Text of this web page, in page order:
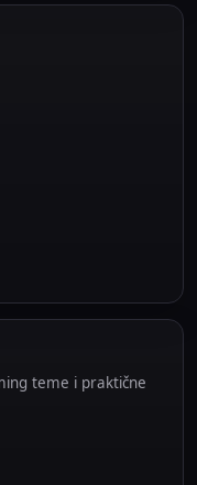
teme i praktične